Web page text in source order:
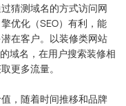
猜测域名的方式访问网
优化（SEO）有利，能
在客户。以装修类网站
域名，在用户搜索装修相
更多流量。
，随着时间推移和品牌